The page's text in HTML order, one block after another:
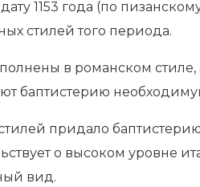
1153 года (по
стилей того периода.
в романском
баптистерию
придало
о высоком уровне
вид.